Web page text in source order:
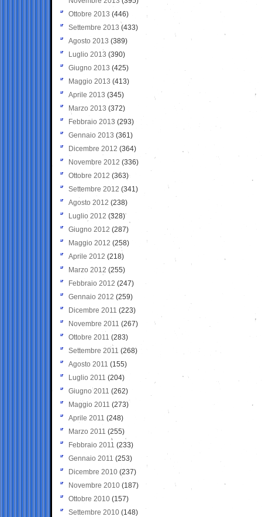
Ottobre 2013 (446)
Settembre 2013 (433)
Agosto 2013 (389)
Luglio 2013 (390)
Giugno 2013 (425)
Maggio 2013 (413)
Aprile 2013 (345)
Marzo 2013 (372)
Febbraio 2013 (293)
Gennaio 2013 (361)
Dicembre 2012 (364)
Novembre 2012 (336)
Ottobre 2012 (363)
Settembre 2012 (341)
Agosto 2012 (238)
Luglio 2012 (328)
Giugno 2012 (287)
Maggio 2012 (258)
Aprile 2012 (218)
Marzo 2012 (255)
Febbraio 2012 (247)
Gennaio 2012 (259)
Dicembre 2011 (223)
Novembre 2011 (267)
Ottobre 2011 (283)
Settembre 2011 (268)
Agosto 2011 (155)
Luglio 2011 (204)
Giugno 2011 (262)
Maggio 2011 (273)
Aprile 2011 (248)
Marzo 2011 (255)
Febbraio 2011 (233)
Gennaio 2011 (253)
Dicembre 2010 (237)
Novembre 2010 (187)
Ottobre 2010 (157)
Settembre 2010 (148)